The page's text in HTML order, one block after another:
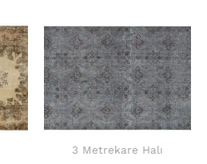
3 Metrekare Halı